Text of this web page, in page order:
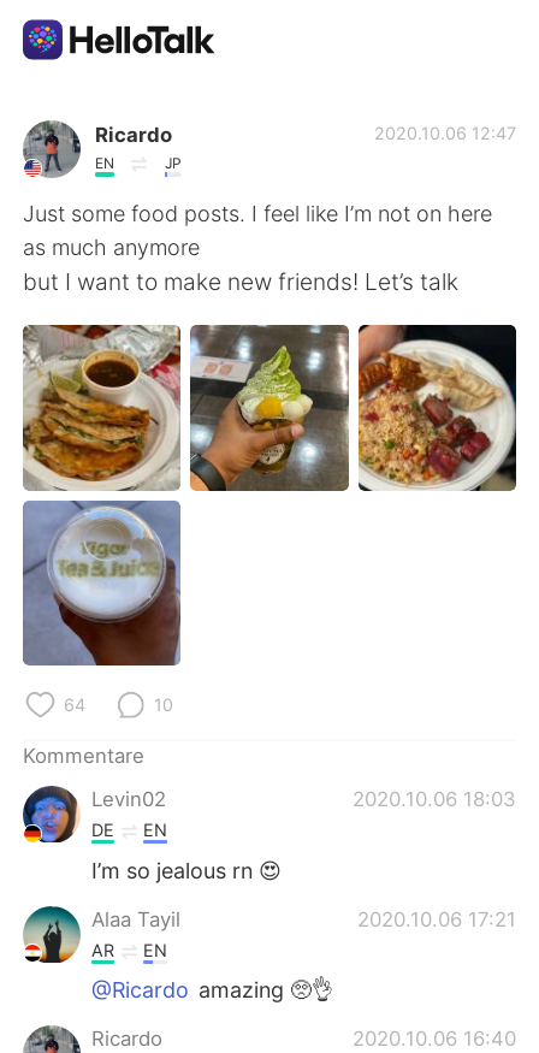
Sprachaustausch-App
AI Grammar Checker
Deutsch
English 简体中文
繁體中文 Español
العربية Français
日本語
Русский
Indonesia
Português
Ricardo
EN JP
2020.10.06 12:47
Just some food posts. I feel like I’m not on here
as much anymore
but I want to make new friends! Let’s talk
64 10
Kommentare
Levin02
2020.10.06 18:03
DE EN
I’m so jealous rn 😍
Alaa Tayil 2020.10.06 17:21
AR EN
@Ricardo amazing 🥺👌
Ricardo 2020.10.06 16:40